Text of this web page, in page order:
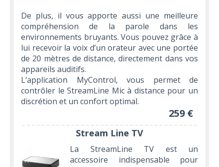
De plus, il vous apporte aussi une meilleure
compréhension de la parole dans les
environnements bruyants. Vous pouvez grâce à
lui recevoir la voix d’un orateur avec une portée
de 20 mètres de distance, directement dans vos
appareils auditifs.
L’application MyControl, vous permet de
contrôler le StreamLine Mic à distance pour un
discrétion et un confort optimal.
259 €
Stream Line TV
La StreamLine TV est un
accessoire indispensable pour